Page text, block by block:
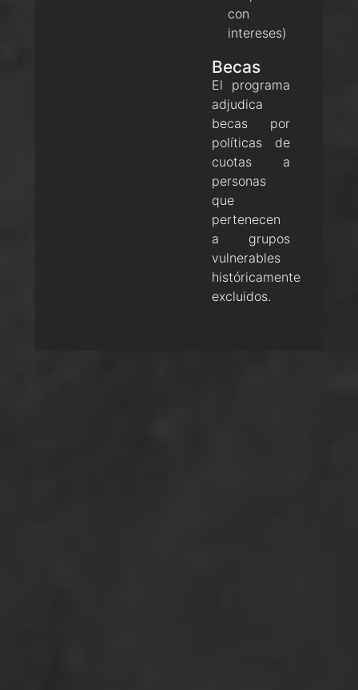
con
intereses)
Becas
El programa
adjudica
becas por
políticas de
cuotas a
personas
que
pertenecen
a grupos
vulnerables
históricamente
excluidos.